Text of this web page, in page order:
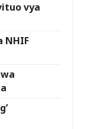
vya
NHIF